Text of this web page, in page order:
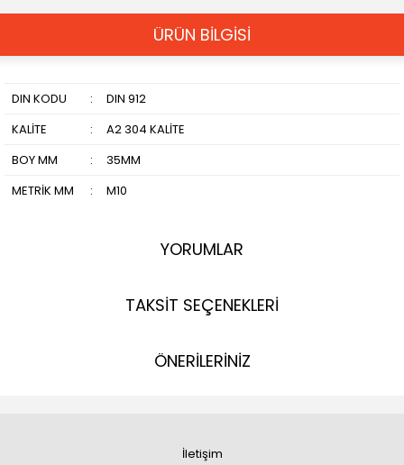
ÜRÜN BİLGİSİ
DIN KODU :
DIN 912
KALİTE
:
A2 304 KALİTE
BOY MM
:
35MM
METRİK MM
: M10
YORUMLAR
TAKSİT SEÇENEKLERİ
ÖNERİLERİNİZ
İletişim